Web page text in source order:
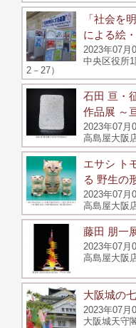
「社会を
による絵
2023年07月
中央区役所
2－27）
石田 亘・
作品展 ～
2023年07月
高島屋大阪
エサシ ト
る 野生の
2023年07月
高島屋大阪
藤田 朋一
2023年07月
高島屋大阪
大阪城の
2023年07月
大阪城天守